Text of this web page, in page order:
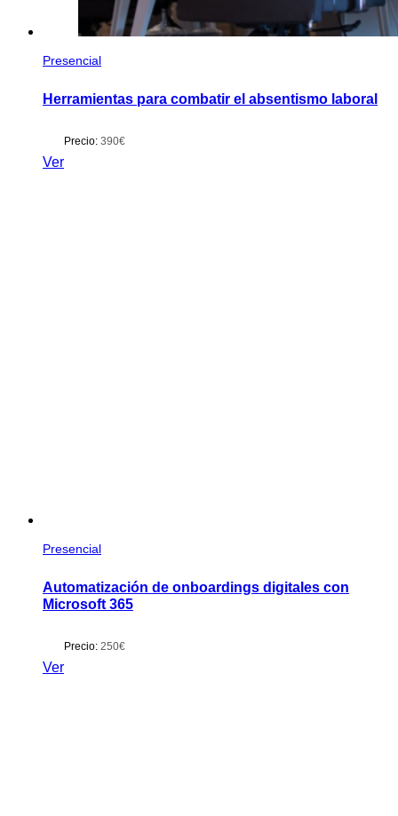
Presencial
Herramientas para combatir el absentismo laboral
Precio: 390€
Ver
Presencial
Automatización de onboardings digitales con
Microsoft 365
Precio: 250€
Ver